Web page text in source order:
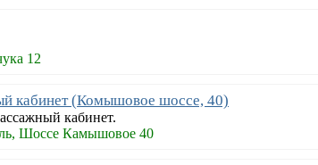
12
кабинет (Комышовое шоссе, 40)
кабинет.
Шоссе Камышовое 40